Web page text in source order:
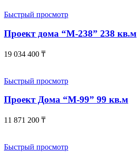
Быстрый просмотр
Проект дома “М-238” 238 кв.м
19 034 400 ₸
Быстрый просмотр
Проект Дома “М-99” 99 кв.м
11 871 200 ₸
Быстрый просмотр